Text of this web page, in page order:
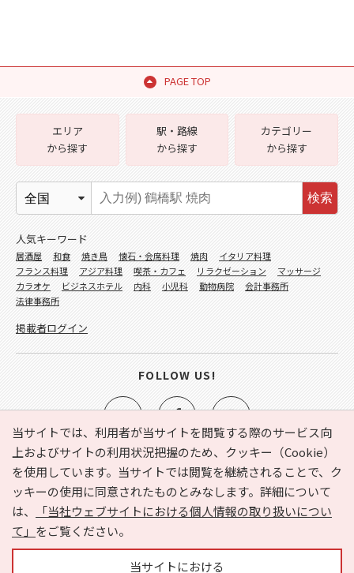
PAGE TOP
当サイトでは、利用者が当サイトを閲覧する際のサービス向
上およびサイトの利用状況把握のため、クッキー（Cookie）
を使用しています。当サイトでは閲覧を継続されることで、ク
ッキーの使用に同意されたものとみなします。詳細について
は、
「当社ウェブサイトにおける個人情報の取り扱いについ
て」 をご覧ください。
当サイトにおける
e-NAVITA（イーナビタ）とは？ お気に入り
ヘルプ
利用規約
個人情報の取り扱いについて
運営会社
サイトマップ
広告掲載に関するお問い合わせ
エリア
から探す
駅・路線
から探す
カテゴリー
から探す
検索
人気キーワード
居酒屋 和食 焼き鳥 懐石・会席料理 焼肉
イタリア料理
フランス料理
アジア料理 喫茶・カフェ リラクゼーション
マッサージ
カラオケ
ビジネスホテル 内科 小児科 動物病院
会計事務所
法律事務所
掲載者ログイン
FOLLOW US!